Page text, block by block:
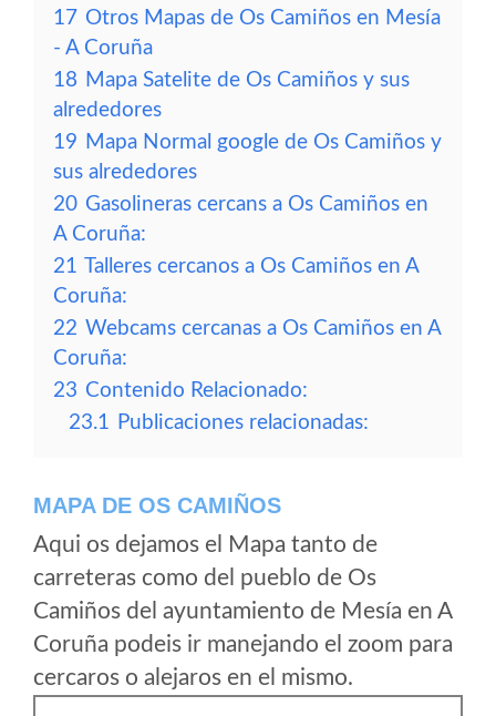
17 Otros Mapas de Os Camiños en Mesía
- A Coruña
18 Mapa Satelite de Os Camiños y sus
alrededores
19 Mapa Normal google de Os Camiños y
sus alrededores
20 Gasolineras cercans a Os Camiños en
A Coruña:
21 Talleres cercanos a Os Camiños en A
Coruña:
22 Webcams cercanas a Os Camiños en A
Coruña:
23 Contenido Relacionado:
23.1 Publicaciones relacionadas:
MAPA DE OS CAMIÑOS
Aqui os dejamos el Mapa tanto de
carreteras como del pueblo de Os
Camiños del ayuntamiento de Mesía en A
Coruña podeis ir manejando el zoom para
cercaros o alejaros en el mismo.